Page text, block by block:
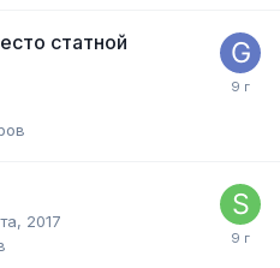
статной
2017